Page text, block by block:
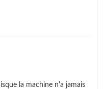
la machine n'a jamais